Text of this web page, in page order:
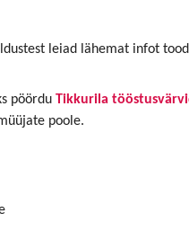
leiad lähemat infot
pöörduTikkurila
poole.